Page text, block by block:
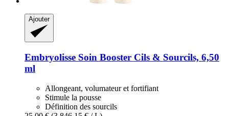
Ajouter
Embryolisse Soin Booster Cils & Sourcils, 6,50
ml
Allongeant, volumateur et fortifiant
Stimule la pousse
Définition des sourcils